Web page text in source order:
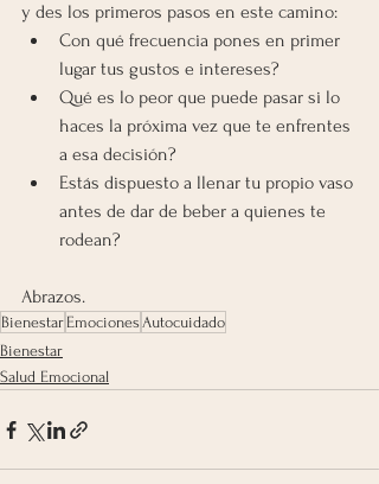
y des los primeros pasos en este camino:
Con qué frecuencia pones en primer
lugar tus gustos e intereses?
Qué es lo peor que puede pasar si lo
haces la próxima vez que te enfrentes
a esa decisión?
Estás dispuesto a llenar tu propio vaso
antes de dar de beber a quienes te
rodean?
Abrazos.
Bienestar Emociones Autocuidado
Bienestar
Salud Emocional